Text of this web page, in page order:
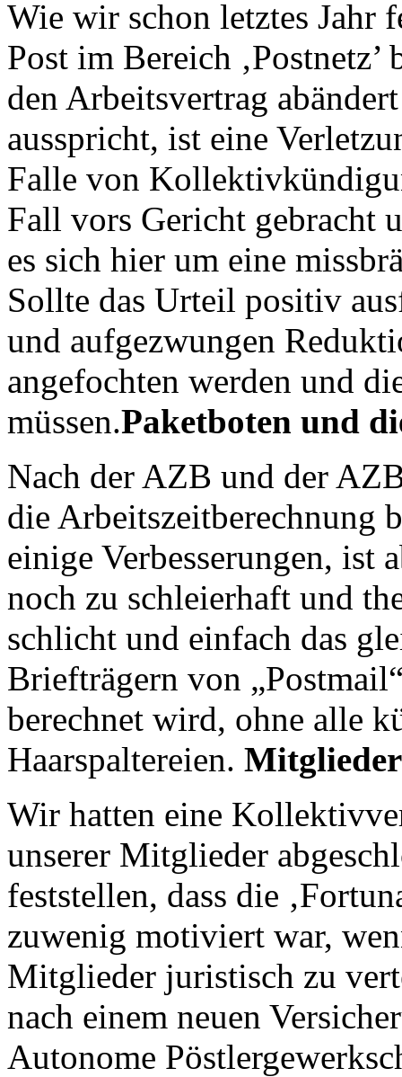
Wie wir schon letztes Jahr
Post im Bereich
den Arbeitsvertrag
ausspricht, ist eine
Falle von
Fall vors Gericht gebracht
es sich hier um eine
Sollte das Urteil positiv
und aufgezwungen
angefochten werden und
müssen.Paketboten und
Nach der AZB und der
die Arbeitszeitberechnung
einige Verbesserungen, ist
noch zu schleierhaft und
schlicht und einfach das
Briefträgern von
berechnet wird, ohne alle
Haarspaltereien.
Wir hatten eine
unserer Mitglieder
feststellen, dass die
zuwenig motiviert war,
Mitglieder juristisch zu
nach einem neuen
Autonome